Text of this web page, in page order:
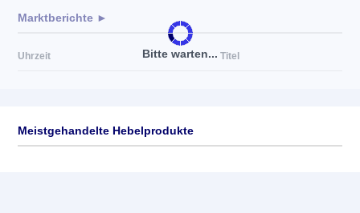
Bitte warten...
Marktberichte ►
Uhrzeit Titel
Meistgehandelte Hebelprodukte